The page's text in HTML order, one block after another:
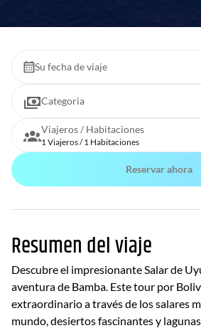
Su fecha de viaje
Categoria
Viajeros / Habitaciones
1 Viajeros / 1 Habitaciones
Reservar ahora
Resumen del viaje
Descubre el impresionante Salar de
aventura de Bamba. Este tour por
extraordinario a través de los salares
mundo, desiertos fascinantes y